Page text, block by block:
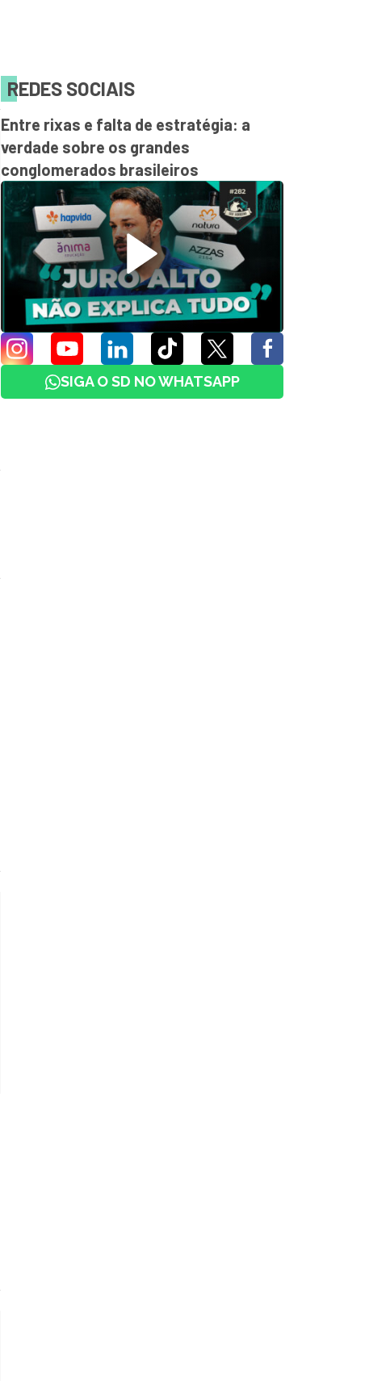
REDES SOCIAIS
Entre rixas e falta de estratégia: a
verdade sobre os grandes
conglomerados brasileiros
SIGA O SD NO WHATSAPP